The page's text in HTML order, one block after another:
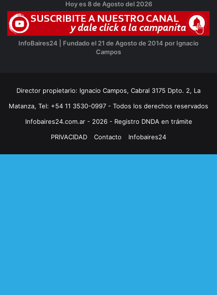
Hoy es 8 de Agosto del 2026
InfoBaires24 | Fundado el 21 de Agosto de 2014 por Ignacio
Campos
Director propietario: Ignacio Campos, Cabral 3175 Dpto. 2, La
Matanza, Tel: +54 11 3530-0997 - Todos los derechos reservados
Infobaires24.com.ar - 2026 - Registro DNDA en trámite
PRIVACIDAD
Contacto Infobaires24